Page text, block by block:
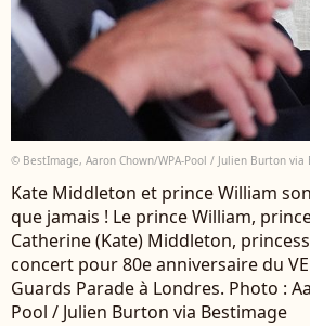
© BestImage, Aaron Chown/WPA-Pool / Julien Burton via
Kate Middleton et prince William
que jamais ! Le prince William,
Catherine (Kate) Middleton,
concert pour 80e anniversaire du
Guards Parade à Londres. Photo :
Pool / Julien Burton via Bestimage